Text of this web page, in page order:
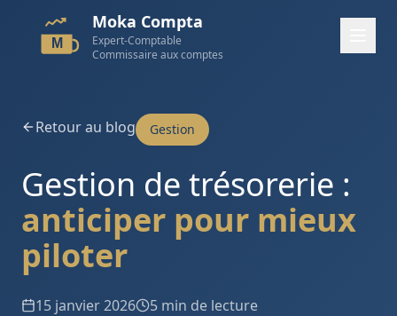
M
Moka Compta
Expert-Comptable
Commissaire aux comptes
Retour au blog Gestion
Gestion de trésorerie :
anticiper pour mieux
piloter
15 janvier 2026 5 min de lecture